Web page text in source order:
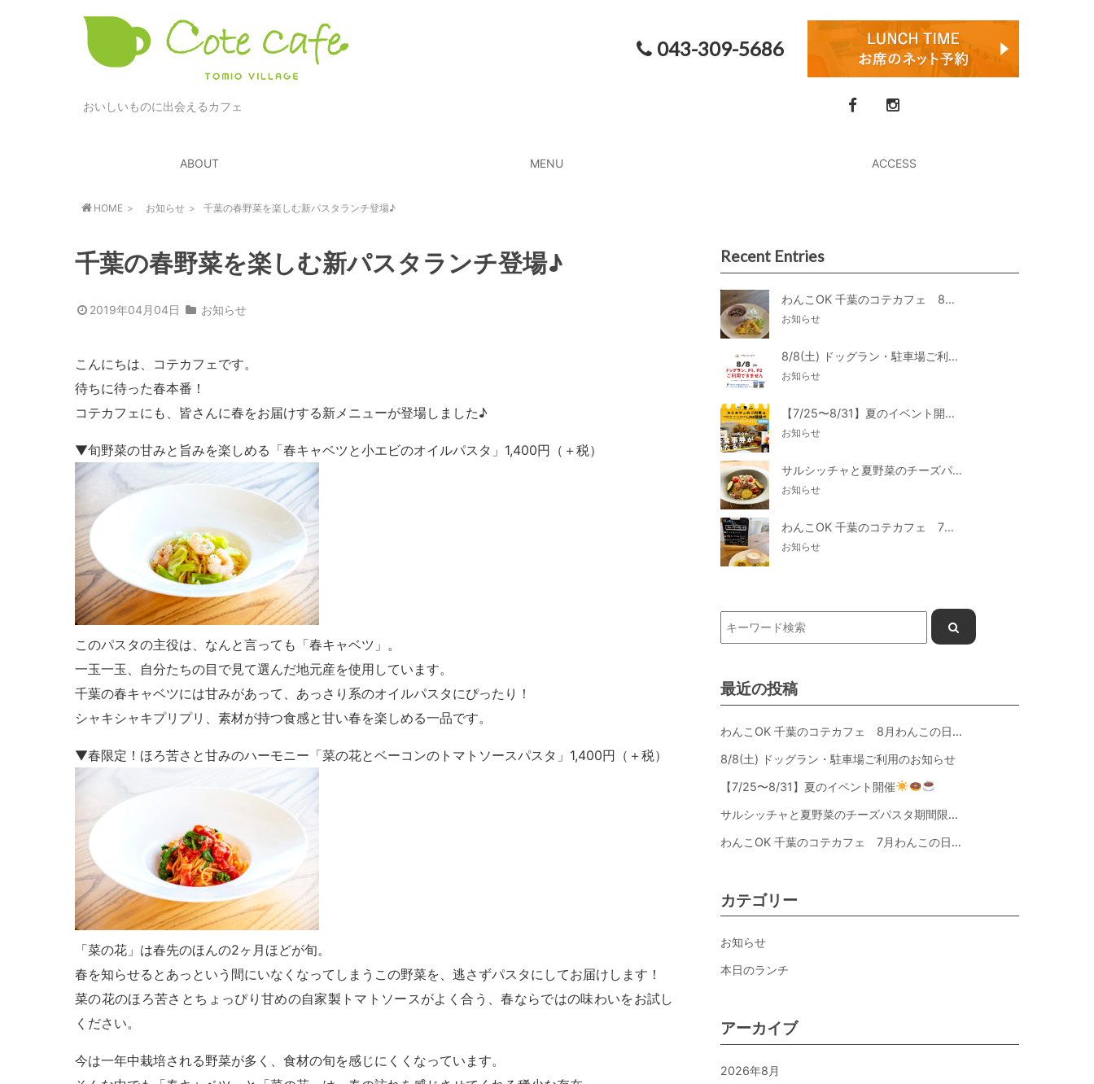
043-309-5686
おいしいものに出会えるカフェ
ABOUT MENU ACCESS
HOME お知らせ 千葉の春野菜を楽しむ新パスタランチ登場♪
千葉の春野菜を楽しむ新パスタランチ登場♪
2019年04月04日 お知らせ
こんにちは、コテカフェです。
待ちに待った春本番！
コテカフェにも、皆さんに春をお届けする新メニューが登場しました♪
▼旬野菜の甘みと旨みを楽しめる「春キャベツと小エビのオイルパスタ」1,400円（＋税）
このパスタの主役は、なんと言っても「春キャベツ」。
一玉一玉、自分たちの目で見て選んだ地元産を使用しています。
千葉の春キャベツには甘みがあって、あっさり系のオイルパスタにぴったり！
シャキシャキプリプリ、素材が持つ食感と甘い春を楽しめる一品です。
▼春限定！ほろ苦さと甘みのハーモニー「菜の花とベーコンのトマトソースパスタ」1,400円（＋税）
「菜の花」は春先のほんの2ヶ月ほどが旬。
春を知らせるとあっという間にいなくなってしまうこの野菜を、逃さずパスタにしてお届けします！
菜の花のほろ苦さとちょっぴり甘めの自家製トマトソースがよく合う、春ならではの味わいをお試し
ください。
今は一年中栽培される野菜が多く、食材の旬を感じにくくなっています。
Recent Entries
わんこOK 千葉のコテカフェ 8月わんこの日 オートミールdeローストビーフライス
お知らせ
8/8(土) ドッグラン・駐車場ご利用のお知らせ
お知らせ
【7/25〜8/31】夏のイベント開催
お知らせ
サルシッチャと夏野菜のチーズパスタ期間限定新メニュー登場！
お知らせ
わんこOK 千葉のコテカフェ 7月わんこの日 白身魚とカラフルやさいのオムレツ
お知らせ
最近の投稿
わんこOK 千葉のコテカフェ 8月わんこの日 オートミールdeローストビーフライス
8/8(土) ドッグラン・駐車場ご利用のお知らせ
【7/25〜8/31】夏のイベント開催
サルシッチャと夏野菜のチーズパスタ期間限定新メニュー登場！
わんこOK 千葉のコテカフェ 7月わんこの日 白身魚とカラフルやさいのオムレツ
カテゴリー
お知らせ
本日のランチ
アーカイブ
2026年8月